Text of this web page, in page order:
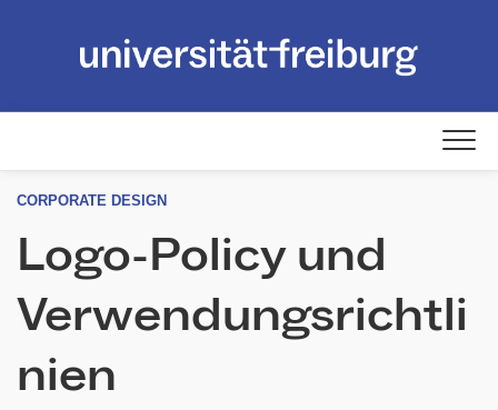
CORPORATE DESIGN
Logo-Policy und
Verwendungsrichtli
nien